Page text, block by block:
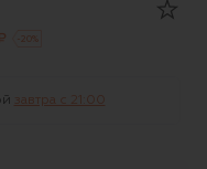
20 %
завтра c 21:00